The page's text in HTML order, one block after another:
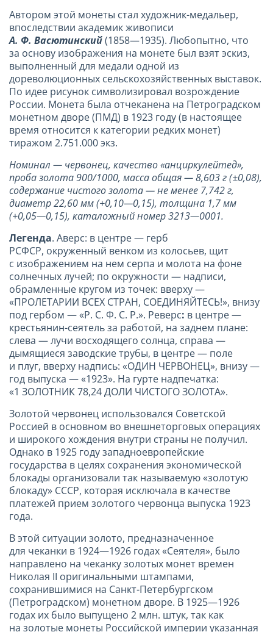
Автором этой монеты стал художник-медальер,
впоследствии академик живописи
А. Ф. Васютинский(1858—1935). Любопытно, что
за основу изображения на монете был взят эскиз,
выполненный для медали одной из
дореволюционных сельскохозяйственных выставок.
По идее рисунок символизировал возрождение
России. Монета была отчеканена на Петроградском
монетном дворе (ПМД) в 1923 году (в настоящее
время относится к категории редких монет)
тиражом 2.751.000 экз.
Номинал — червонец, качество «анциркулейтед»,
проба золота 900/1000, масса общая — 8,603 г (±0,08),
содержание чистого золота — не менее 7,742 г,
диаметр 22,60 мм (+0,10—0,15), толщина 1,7 мм
(+0,05—0,15), каталожный номер 3213—0001.
Легенда. Аверс: в центре — герб
РСФСР, окруженный венком из колосьев, щит
с изображением на нем серпа и молота на фоне
солнечных лучей; по окружности — надписи,
обрамленные кругом из точек: вверху —
«ПРОЛЕТАРИИ ВСЕХ СТРАН, СОЕДИНЯЙТЕСЬ!», внизу
под гербом — «Р. С. Ф. С. Р.». Реверс: в центре —
крестьянин-сеятель за работой, на заднем плане:
слева — лучи восходящего солнца, справа —
дымящиеся заводские трубы, в центре — поле
и плуг, вверху надпись: «ОДИН ЧЕРВОНЕЦ», внизу —
год выпуска — «1923». На гурте надпечатка:
«1 ЗОЛОТНИК 78,24 ДОЛИ ЧИСТОГО ЗОЛОТА».
Золотой червонец использовался Советской
Россией в основном во внешнеторговых операциях
и широкого хождения внутри страны не получил.
Однако в 1925 году западноевропейские
государства в целях сохранения экономической
блокады организовали так называемую «золотую
блокаду» СССР, которая исключала в качестве
платежей прием золотого червонца выпуска 1923
года.
В этой ситуации золото, предназначенное
для чеканки в 1924—1926 годах «Сеятеля», было
направлено на чеканку золотых монет времен
Николая II оригинальными штампами,
сохранившимися на Санкт-Петербургском
(Петроградском) монетном дворе. В 1925—1926
годах их было выпущено 2 млн. штук, так как
на золотые монеты Российской империи указанная